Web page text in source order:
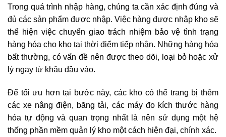
Trong quá trình nhập hàng, chúng ta cần xác định đúng và
đủ các sản phẩm được nhập. Việc hàng được nhập kho sẽ
thể hiện việc chuyển giao trách nhiệm bảo vệ tình trạng
hàng hóa cho kho tại thời điểm tiếp nhận. Những hàng hóa
bất thường, có vấn đề nên được theo dõi, loại bỏ hoặc xử
lý ngay từ khâu đầu vào.
Để tối ưu hơn tại bước này, các kho có thể trang bị thêm
các xe nâng điện, băng tải, các máy đo kích thước hàng
hóa tự động và quan trọng nhất là nên sử dụng một hệ
thống phần mềm quản lý kho một cách hiện đại, chính xác.